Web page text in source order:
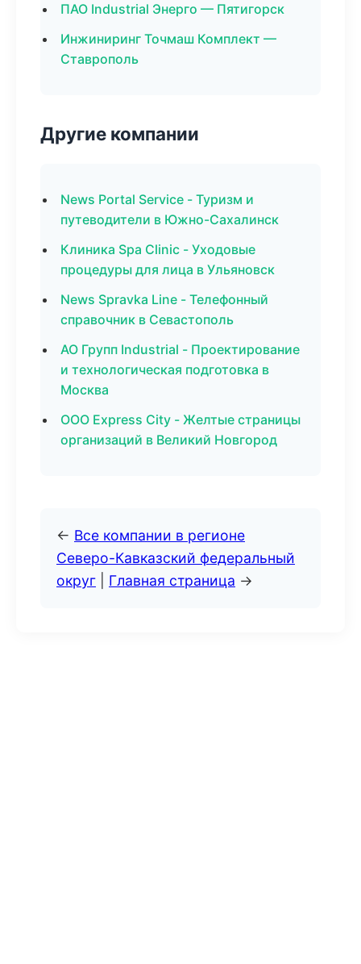
ПАО Industrial Энерго — Пятигорск
Инжиниринг Точмаш Комплект —
Ставрополь
Другие компании
News Portal Service - Туризм и
путеводители в Южно-Сахалинск
Клиника Spa Clinic - Уходовые
процедуры для лица в Ульяновск
News Spravka Line - Телефонный
справочник в Севастополь
АО Групп Industrial - Проектирование
и технологическая подготовка в
Москва
ООО Express City - Желтые страницы
организаций в Великий Новгород
← Все компании в регионе
Северо-Кавказский федеральный
округ
Главная страница →